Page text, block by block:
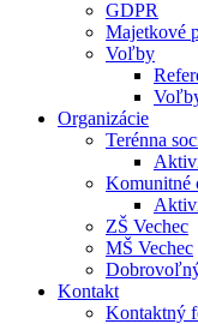
GDPR
Majetkové
Voľby
Organizácie
Terénna
Komunitné
ZŠ Vechec
MŠ Vechec
Kontakt
Kontaktný